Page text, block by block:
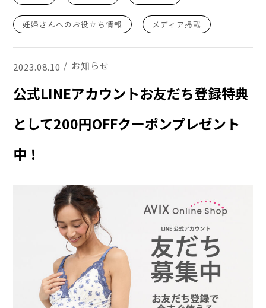
妊婦さんへのお役立ち情報 メディア掲載
2023.08.10 お知らせ
公式LINEアカウントお友だち登録特典
として200円OFFクーポンプレゼント
中！